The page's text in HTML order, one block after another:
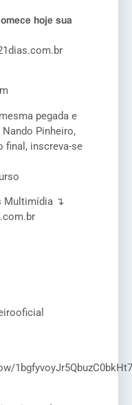
𝗵𝗼𝗷𝗲 𝘀𝘂𝗮
pegada e
Pinheiro,
final, inscreva-se
Multimídia ↴
1bgfyvoyJr5QbuzC0bkHt7